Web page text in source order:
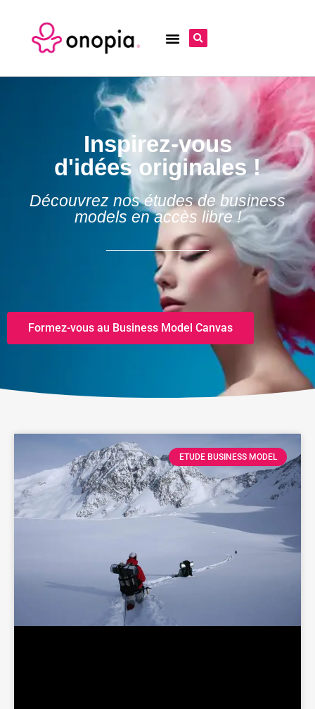
Inspirez-vous
d'idées originales !
Découvrez nos études de business
models en accès libre !
Formez-vous au Business Model Canvas
ETUDE BUSINESS MODEL